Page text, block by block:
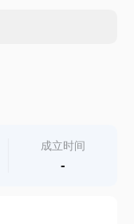
成立时间
-